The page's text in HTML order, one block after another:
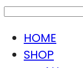
HOME
SHOP